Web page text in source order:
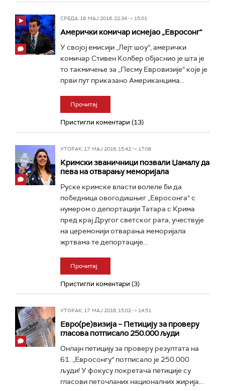
СРЕДА, 18. МАЈ 2016, 22:34 -> 15:01
Амерички комичар исмејао „Евросонг“
У својој емисији „Лејт шоу“, амерички
комичар Стивен Колбер објаснио је шта је
то такмичење за „Песму Евровизије“ које је
први пут приказано Американцима...
Прочитај
Пристигли коментари (13)
УТОРАК, 17. МАЈ 2016, 15:42 -> 17:08
Кримски званичници позвали Џамалу да
пева на отварању меморијала
Руске кримске власти волеле би да
победница овогодишњег „Евросонга“ с
нумером о депортацији Татара с Крима
пред крај Другог светског рата, учествује
на церемонији отварања меморијала
жртвама те депортације...
Прочитај
Пристигли коментари (3)
УТОРАК, 17. МАЈ 2016, 15:02 -> 14:51
Евро(ре)визија – Петицију за проверу
гласова потписало 250.000 људи
Онлајн петицију за проверу резултата на
61. „Евросонгу“ потписало је 250.000
људи! У фокусу покретача петиције су
гласови петочланих националних жирија...